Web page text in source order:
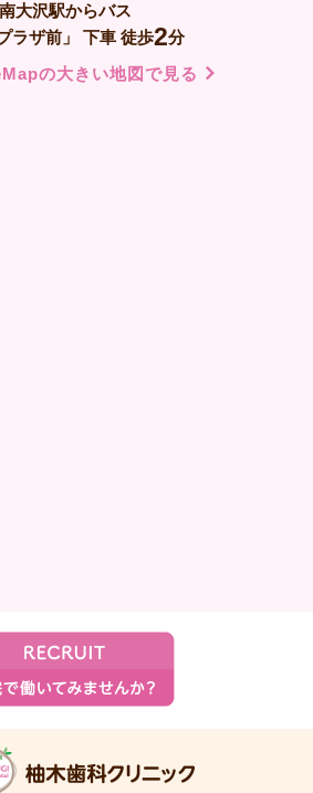
南大沢駅からバス
ラザ前」
下車 徒歩2分
の大きい地図で見る